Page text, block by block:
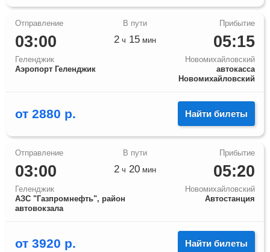
03:00
Геленджик
Аэропорт Геленджик
05:15
Новомихайловский
автокасса
Новомихайловский
2 ч 15 мин
от 2880 р. Найти билеты
03:00
Геленджик
АЗС "Газпромнефть", район
автовокзала
05:20
Новомихайловский
Автостанция
2 ч 20 мин
от 3920 р. Найти билеты